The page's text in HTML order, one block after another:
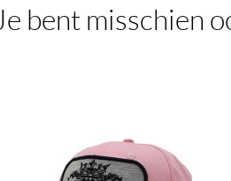
Je bent misschien